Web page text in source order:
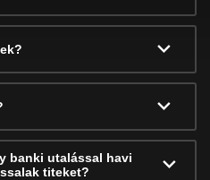
banki utalással havi
titeket?